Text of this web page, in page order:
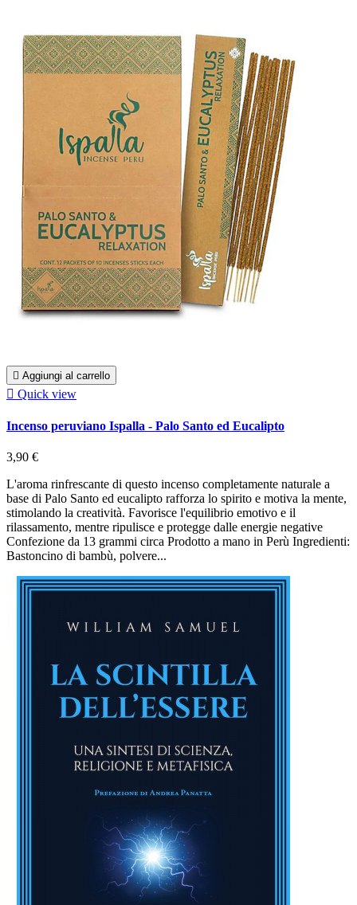
 Aggiungi al carrello
 Quick view
Incenso peruviano Ispalla - Palo Santo ed Eucalipto
3,90 €
L'aroma rinfrescante di questo incenso completamente naturale a
base di Palo Santo ed eucalipto rafforza lo spirito e motiva la mente,
stimolando la creatività. Favorisce l'equilibrio emotivo e il
rilassamento, mentre ripulisce e protegge dalle energie negative
Confezione da 13 grammi circa Prodotto a mano in Perù Ingredienti:
Bastoncino di bambù, polvere...